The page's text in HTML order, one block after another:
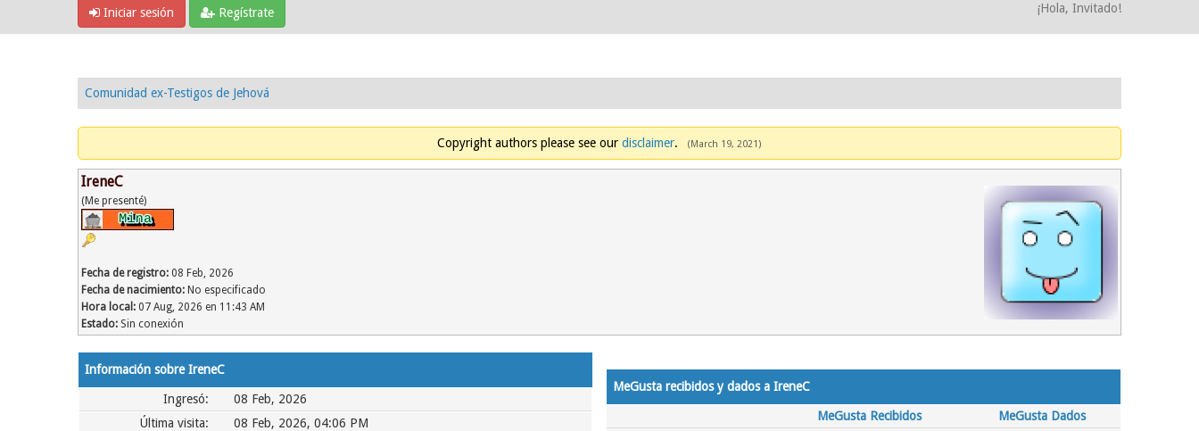
Iniciar sesión Regístrate ¡Hola, Invitado!
Comunidad ex-Testigos de Jehová
Copyright authors please see our disclaimer. (March 19, 2021)
IreneC
(Me presenté)
Fecha de registro: 08 Feb, 2026
Fecha de nacimiento: No especificado
Hora local: 07 Aug, 2026 en 11:43 AM
Estado: Sin conexión
Información sobre IreneC
Ingresó:
08 Feb, 2026
Última visita:
08 Feb, 2026, 04:06 PM
MeGusta recibidos y dados a IreneC
MeGusta Recibidos
MeGusta Dados